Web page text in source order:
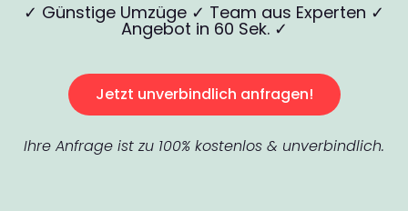
✓ Günstige Umzüge ✓ Team aus Experten ✓
Angebot in 60 Sek. ✓
Jetzt unverbindlich anfragen!
Ihre Anfrage ist zu 100% kostenlos & unverbindlich.